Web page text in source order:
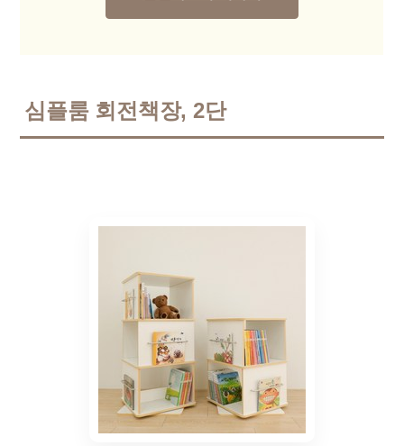
심플룸 회전책장, 2단